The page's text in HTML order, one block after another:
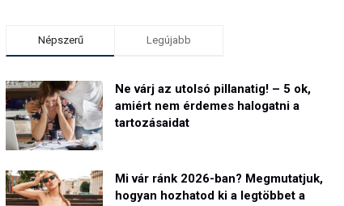
Népszerű Legújabb
Ne várj az utolsó pillanatig! – 5 ok,
amiért nem érdemes halogatni a
tartozásaidat
Mi vár ránk 2026-ban? Megmutatjuk,
hogyan hozhatod ki a legtöbbet a